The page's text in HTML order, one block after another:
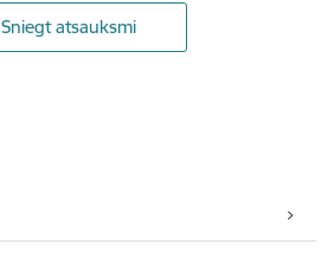
Sniegt atsauksmi